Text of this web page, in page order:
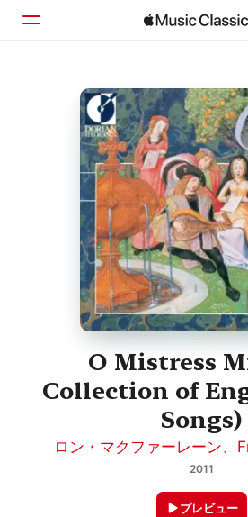
ホーム
見つける
検索
O Mistress
Collection of
Songs)
ロン・マクファーレーン、
2011
プレビュー